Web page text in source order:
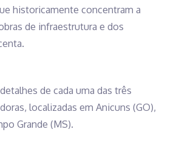
historicamente concentram a
de infraestrutura e dos
de cada uma das três
localizadas em Anicuns (GO),
Grande (MS).